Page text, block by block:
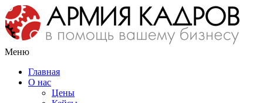
Меню
Главная
О нас
Цены